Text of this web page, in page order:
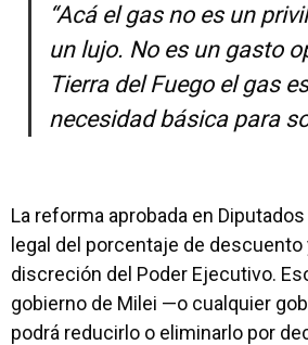
“Acá el gas no es un
un lujo. No es un gasto
Tierra del Fuego el gas
necesidad básica para
La reforma aprobada en
legal del porcentaje de descuento
discreción del Poder Ejecutivo.
gobierno de Milei —o cualquier
podrá reducirlo o eliminarlo por